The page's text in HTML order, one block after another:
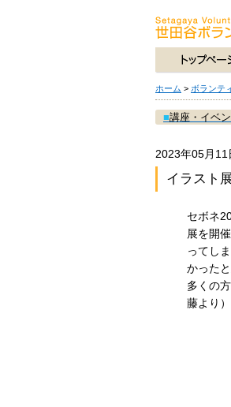
ホーム > ボランテ
■講座・イベン
2023年05月11
イラスト
セボネ
展を開
ってし
かった
多くの
藤より）